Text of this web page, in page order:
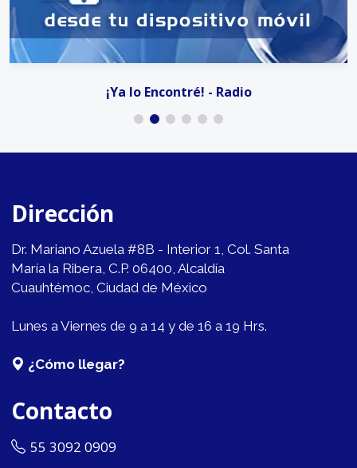
¡Ya lo Encontré! - Radio
Dirección
Dr. Mariano Azuela #8B - Interior 1, Col. Santa
María la Ribera, C.P. 06400, Alcaldía
Cuauhtémoc, Ciudad de México
Lunes a Viernes de 9 a 14 y de 16 a 19 Hrs.
¿Cómo llegar?
Contacto
55 3092 0909